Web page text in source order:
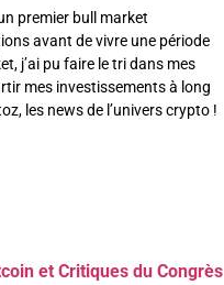
premier bull market
avant de vivre une période
j’ai pu faire le tri dans mes
mes investissements à long
les news de l’univers crypto !
et Critiques du Congrès